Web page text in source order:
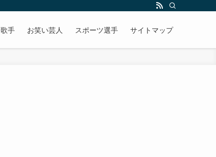
歌手 お笑い芸人 スポーツ選手 サイトマップ